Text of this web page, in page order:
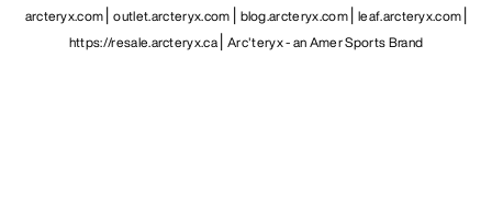
arcteryx.com outlet.arcteryx.com blog.arcteryx.com leaf.arcteryx.com
https://resale.arcteryx.ca Arc'teryx - an Amer Sports Brand